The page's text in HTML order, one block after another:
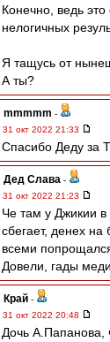
Конечно, ведь
нелогичных
Я тащусь от
А ты?
mmmmm -
31 окт 2022 21:33
Спасибо Деду за
Дед Слава -
31 окт 2022 21:23
Че там у Джикии в
сбегает, денех
всеми
Довели, гады
Край -
31 окт 2022 20:48
Дочь А.Папанова,